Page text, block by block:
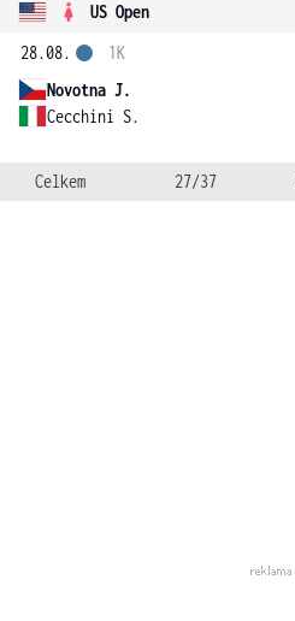
US Open
28.08.
Novotna J.
Cecchini S.
1K
Celkem 27/37